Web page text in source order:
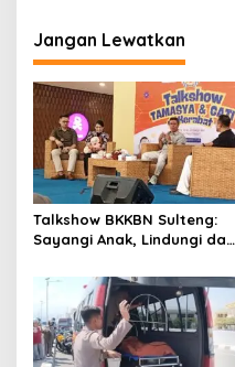
g
a
s
i
p
o
s
Jangan Lewatkan
Talkshow BKKBN Sulteng:
Sayangi Anak, Lindungi dan
Pengasuhan Sehat dan
Bijak Bermedia Digital